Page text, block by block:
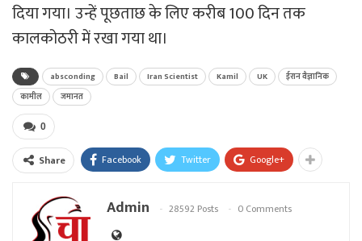
दिया गया। उन्हें पूछताछ के लिए करीब 100 दिन तक
कालकोठरी में रखा गया था।
absconding Bail Iran Scientist Kamil UK
ईरान वैज्ञानिक
कामील
जमानत
0
Share Facebook Twitter Google+
Admin 28592 Posts 0 Comments